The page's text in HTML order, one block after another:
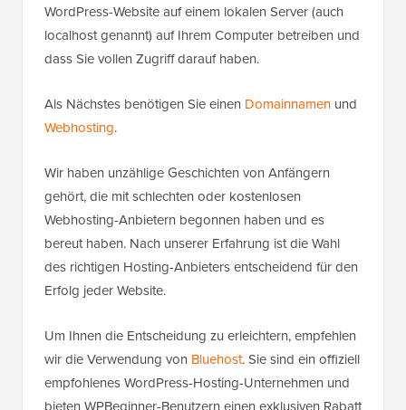
WordPress-Website auf einem lokalen Server (auch
localhost genannt) auf Ihrem Computer betreiben und
dass Sie vollen Zugriff darauf haben.
Als Nächstes benötigen Sie einen Domainnamen und
Webhosting.
Wir haben unzählige Geschichten von Anfängern
gehört, die mit schlechten oder kostenlosen
Webhosting-Anbietern begonnen haben und es
bereut haben. Nach unserer Erfahrung ist die Wahl
des richtigen Hosting-Anbieters entscheidend für den
Erfolg jeder Website.
Um Ihnen die Entscheidung zu erleichtern, empfehlen
wir die Verwendung von Bluehost. Sie sind ein offiziell
empfohlenes WordPress-Hosting-Unternehmen und